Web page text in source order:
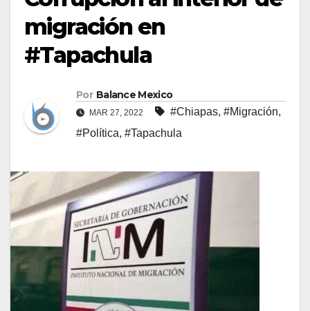
migración en
#Tapachula
Por Balance Mexico
MAR 27, 2022 #Chiapas, #Migración,
#Política, #Tapachula